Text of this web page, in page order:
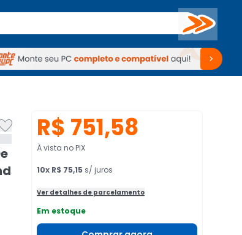
Buscar
Computadores Periféricos TV Venda no KaBuM!
Periféricos TV Venda no KaBuM!
R$ 751,58
À vista no PIX
10x R$ 75,15 s/ juros
Ver detalhes de parcelamento
Em estoque